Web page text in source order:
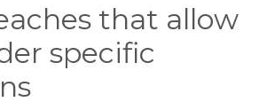
that allow
specific